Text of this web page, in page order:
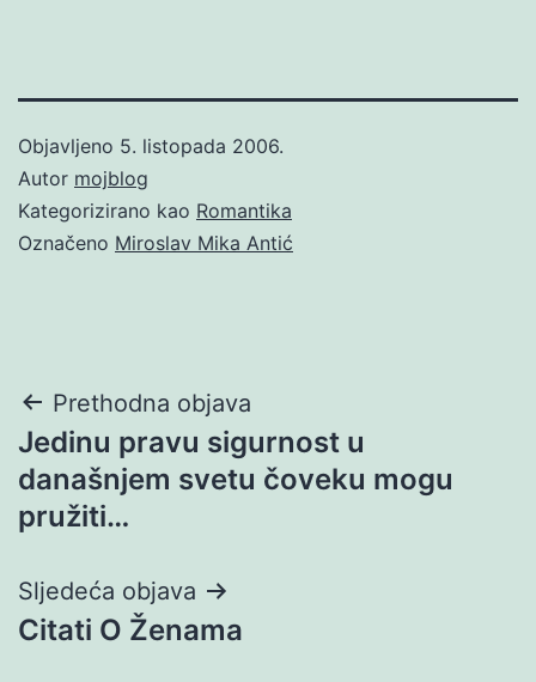
Objavljeno 5. listopada 2006.
Autor mojblog
Kategorizirano kao Romantika
Označeno Miroslav Mika Antić
Navigacija
objava
Prethodna objava
Jedinu pravu sigurnost u
današnjem svetu čoveku mogu
pružiti…
Sljedeća objava
Citati O Ženama